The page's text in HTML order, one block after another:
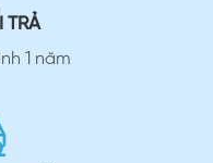
TRẢ
1 năm